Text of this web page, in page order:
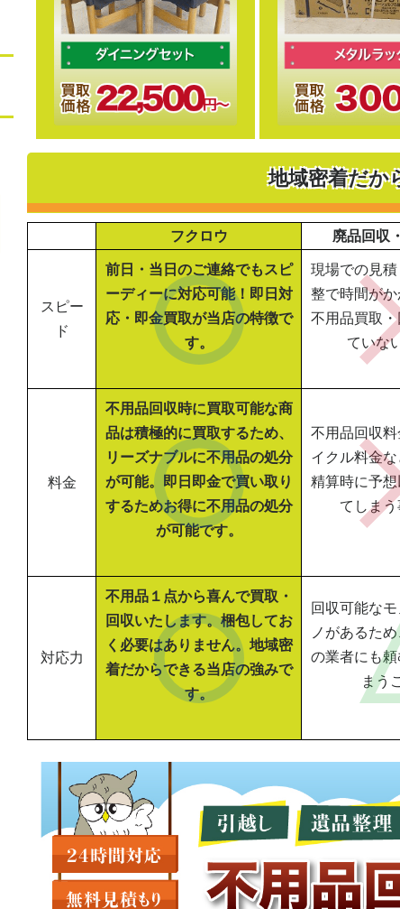
地域密着だか
フクロウ 廃品回収
スピー
ド
前日・当日のご連絡でもスピ
ーディーに対応可能！即日対
応・即金買取が当店の特徴で
す。
現場での見
整で時間が
不用品買取
ていな
料金
不用品回収時に買取可能な商
品は積極的に買取するため、
リーズナブルに不用品の処分
が可能。即日即金で買い取り
するためお得に不用品の処分
が可能です。
不用品回収
イクル料金
精算時に予
てしま
対応力
不用品１点から喜んで買取・
回収いたします。梱包してお
く必要はありません。地域密
着だからできる当店の強みで
す。
回収可能な
ノがあるた
の業者にも
まう